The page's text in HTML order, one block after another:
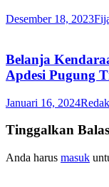
Desember 18, 2023
Belanja
Apdesi Pugung
Januari 16, 2024
Tinggalkan
Anda harus masuk